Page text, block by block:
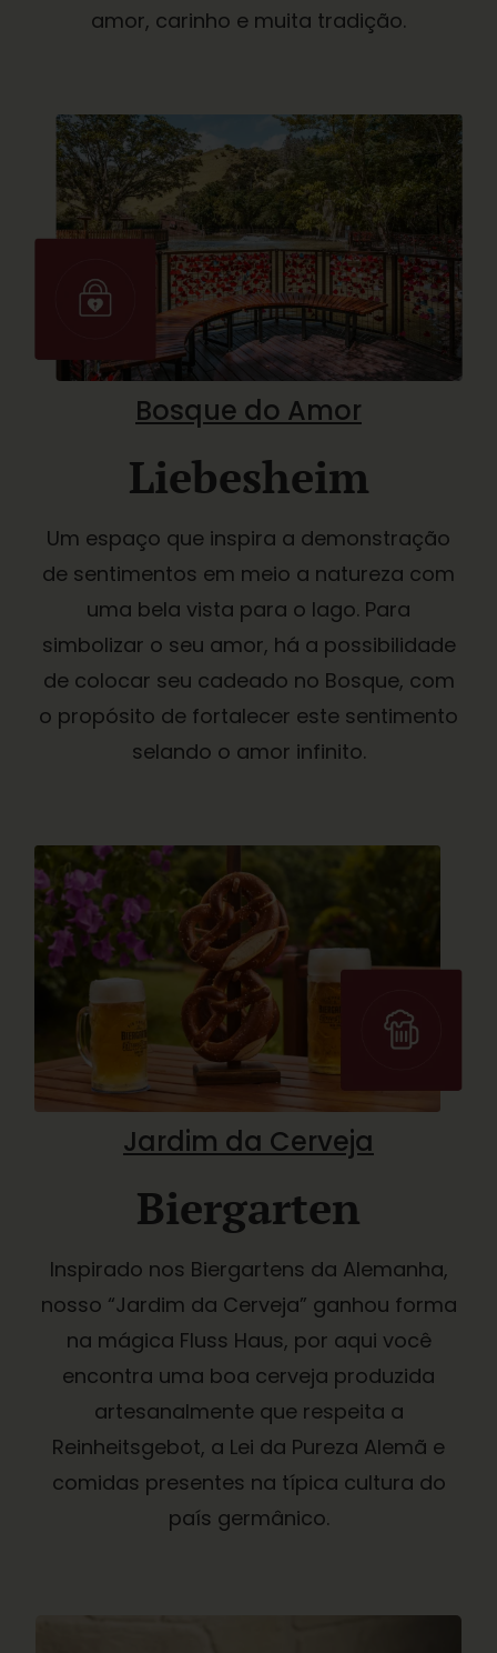
amor, carinho e muita tradição.
Bosque do Amor
Liebesheim
Um espaço que inspira a demonstração
de sentimentos em meio a natureza com
uma bela vista para o lago. Para
simbolizar o seu amor, há a possibilidade
de colocar seu cadeado no Bosque, com
o propósito de fortalecer este sentimento
selando o amor infinito.
Jardim da Cerveja
Biergarten
Inspirado nos Biergartens da Alemanha,
nosso “Jardim da Cerveja” ganhou forma
na mágica Fluss Haus, por aqui você
encontra uma boa cerveja produzida
artesanalmente que respeita a
Reinheitsgebot, a Lei da Pureza Alemã e
comidas presentes na típica cultura do
país germânico.